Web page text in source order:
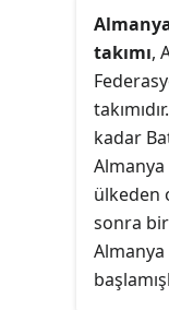
olan ilk
Brezilya;
kez
katıldı.
Birleşik
İtalya ile
Yayın
katkıları
direkt
Das
üzere iki
takımı,
kadar
ülkeden
sonra
Almanya